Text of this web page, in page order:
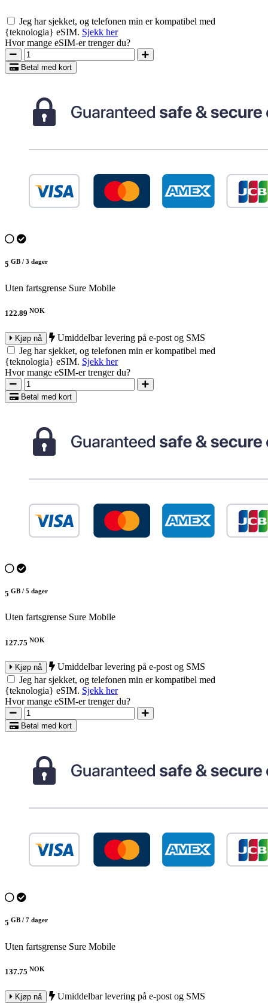
Jeg har sjekket, og telefonen min er kompatibel med
{teknologia} eSIM. Sjekk her
Hvor mange eSIM-er trenger du?
Betal med kort
5 GB / 3 dager
Uten fartsgrense Sure Mobile
122.89 NOK
Kjøp nå
Umiddelbar levering på e-post og SMS
Jeg har sjekket, og telefonen min er kompatibel med
{teknologia} eSIM. Sjekk her
Hvor mange eSIM-er trenger du?
Betal med kort
5 GB / 5 dager
Uten fartsgrense Sure Mobile
127.75 NOK
Kjøp nå
Umiddelbar levering på e-post og SMS
Jeg har sjekket, og telefonen min er kompatibel med
{teknologia} eSIM. Sjekk her
Hvor mange eSIM-er trenger du?
Betal med kort
5 GB / 7 dager
Uten fartsgrense Sure Mobile
137.75 NOK
Kjøp nå
Umiddelbar levering på e-post og SMS